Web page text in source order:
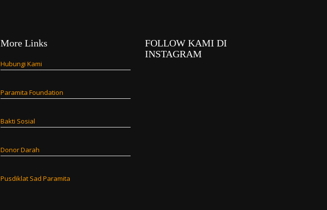
More Links
Hubungi Kami
Paramita Foundation
Bakti Sosial
Donor Darah
Pusdiklat Sad Paramita
FOLLOW KAMI DI
INSTAGRAM